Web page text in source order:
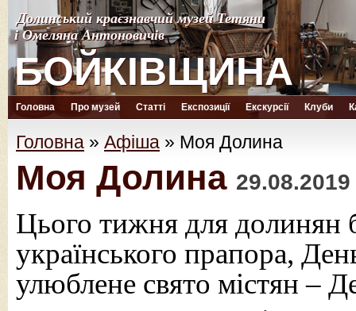
Долинський краєзнавчий музей Тетяни
і Омеляна Антоновичів
БОЙКІВЩИНА
Долинський краєзнавчий музей Тетяни
і Омеляна Антоновичів
БОЙКІВЩИНА
Головна Про музей Статті Експозиції Екскурсії Клуби
Головна » Афіша » Моя Долина
Моя Долина 29.08.2019
Цього тижня для долинян
українського прапора,
улюблене свято містян –